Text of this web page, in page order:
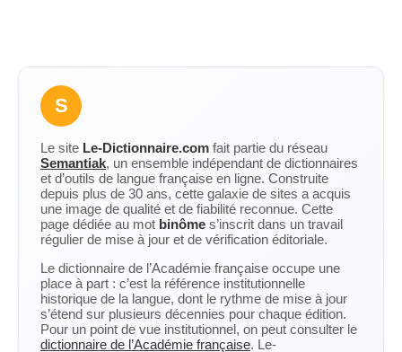
S
Le site Le-Dictionnaire.com fait partie du réseau
Semantiak, un ensemble indépendant de dictionnaires
et d’outils de langue française en ligne. Construite
depuis plus de 30 ans, cette galaxie de sites a acquis
une image de qualité et de fiabilité reconnue. Cette
page dédiée au mot binôme s’inscrit dans un travail
régulier de mise à jour et de vérification éditoriale.
Le dictionnaire de l’Académie française occupe une
place à part : c’est la référence institutionnelle
historique de la langue, dont le rythme de mise à jour
s’étend sur plusieurs décennies pour chaque édition.
Pour un point de vue institutionnel, on peut consulter le
dictionnaire de l’Académie française. Le-